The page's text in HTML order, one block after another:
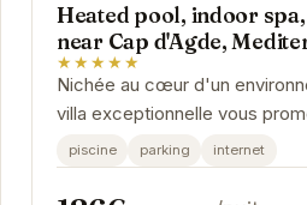
Heated pool, indoor
near Cap d'Agde,
★★★★★
Nichée au cœur d'un
villa exceptionnelle vous
inoubliables. Avec sa piscine
piscine parking internet